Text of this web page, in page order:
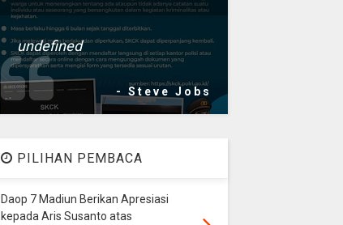
undefined
- Steve Jobs
PILIHAN PEMBACA
Daop 7 Madiun Berikan Apresiasi
kepada Aris Susanto atas